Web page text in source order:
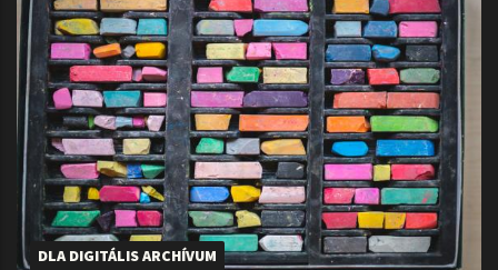
DLA DIGITÁLIS ARCHÍVUM